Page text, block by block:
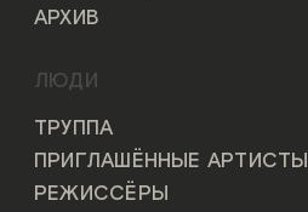
АРХИВ
ЛЮДИ
ТРУППА
ПРИГЛАШЁННЫЕ АРТИСТЫ
РЕЖИССЁРЫ